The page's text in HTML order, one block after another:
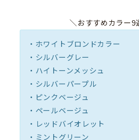
＼おすすめカラー9
・ホワイトブロンドカラー
・シルバーグレー
・ハイトーンメッシュ
・シルバーパープル
・ピンクベージュ
・ペールベージュ
・レッドバイオレット
・ミントグリーン